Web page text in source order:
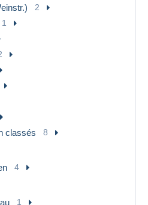
2
1
classés 8
4
1